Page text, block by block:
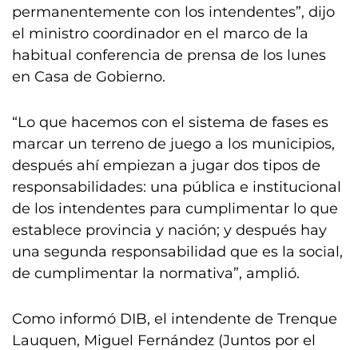
permanentemente con los intendentes”, dijo
el ministro coordinador en el marco de la
habitual conferencia de prensa de los lunes
en Casa de Gobierno.
“Lo que hacemos con el sistema de fases es
marcar un terreno de juego a los municipios,
después ahí empiezan a jugar dos tipos de
responsabilidades: una pública e institucional
de los intendentes para cumplimentar lo que
establece provincia y nación; y después hay
una segunda responsabilidad que es la social,
de cumplimentar la normativa”, amplió.
Como informó DIB, el intendente de Trenque
Lauquen, Miguel Fernández (Juntos por el